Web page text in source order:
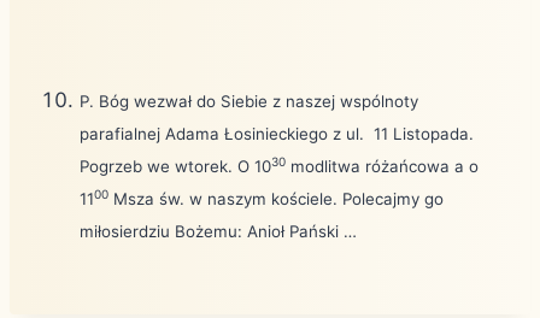
P. Bóg wezwał do Siebie z naszej wspólnoty
parafialnej Adama Łosinieckiego z ul. 11 Listopada.
Pogrzeb we wtorek. O 1030 modlitwa różańcowa a o
1100 Msza św. w naszym kościele. Polecajmy go
miłosierdziu Bożemu: Anioł Pański …